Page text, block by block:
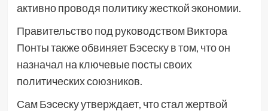
активно проводя политику жесткой экономии.
Правительство под руководством Виктора
Понты также обвиняет Бэсеску в том, что он
назначал на ключевые посты своих
политических союзников.
Сам Бэсеску утверждает, что стал жертвой